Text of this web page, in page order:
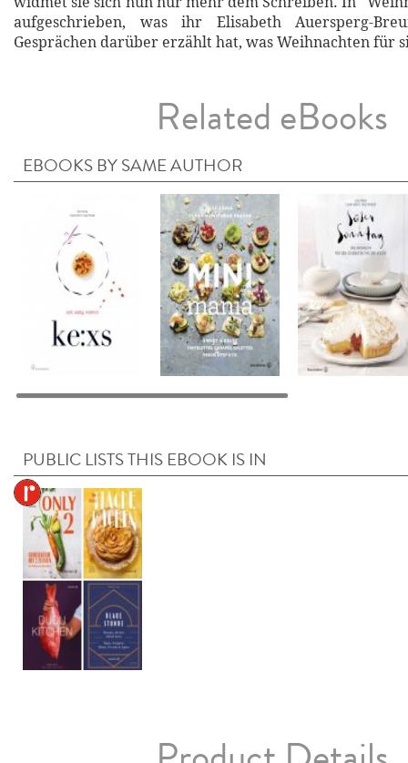
aufgeschrieben, was ihr Elisabeth Auersperg-
Gesprächen darüber erzählt hat, was Weihnachten für
Related eBooks
EBOOKS BY SAME AUTHOR
PUBLIC LISTS THIS EBOOK IS IN